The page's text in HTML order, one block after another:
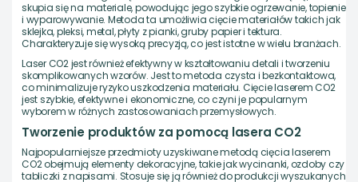
skupia się na materiale, powodując jego szybkie ogrzewanie, topienie
i wyparowywanie. Metoda ta umożliwia cięcie materiałów takich jak
sklejka, pleksi, metal, płyty z pianki, gruby papier i tektura.
Charakteryzuje się wysoką precyzją, co jest istotne w wielu branżach.
Laser CO2 jest również efektywny w kształtowaniu detali i tworzeniu
skomplikowanych wzorów. Jest to metoda czysta i bezkontaktowa,
co minimalizuje ryzyko uszkodzenia materiału. Cięcie laserem CO2
jest szybkie, efektywne i ekonomiczne, co czyni je popularnym
wyborem w różnych zastosowaniach przemysłowych.
Tworzenie produktów za pomocą lasera CO2
Najpopularniejsze przedmioty uzyskiwane metodą cięcia laserem
CO2 obejmują elementy dekoracyjne, takie jak wycinanki, ozdoby czy
tabliczki z napisami. Stosuje się ją również do produkcji wyszukanych